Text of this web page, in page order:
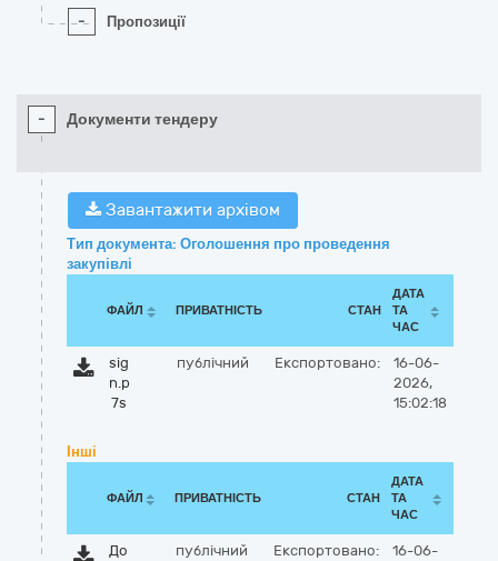
- Пропозиції
- Документи тендеру
Завантажити архівом
Тип документа: Оголошення про проведення
закупівлі
ФАЙЛ ПРИВАТНІСТЬ СТАН
ДАТА
ТА
ЧАС
sig
n.p
7s
публічний Експортовано:
16-06-
2026,
15:02:18
Інші
ФАЙЛ ПРИВАТНІСТЬ СТАН
ДАТА
ТА
ЧАС
До
публічний Експортовано:
16-06-